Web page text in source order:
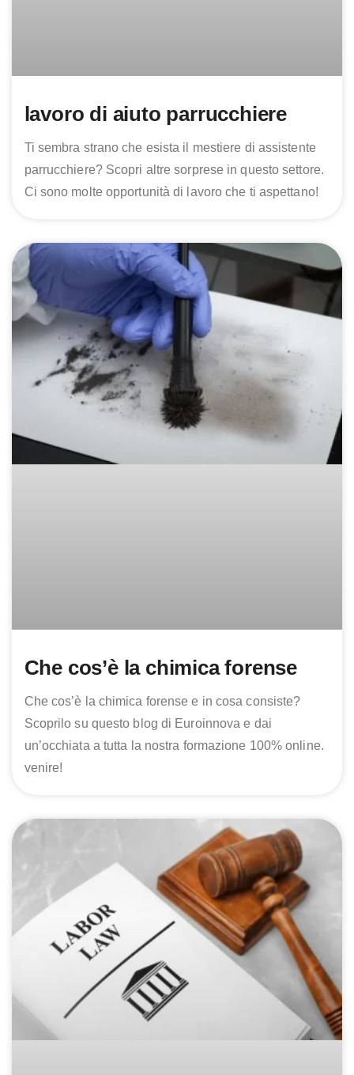
lavoro di aiuto parrucchiere
Ti sembra strano che esista il mestiere di assistente
parrucchiere? Scopri altre sorprese in questo settore.
Ci sono molte opportunità di lavoro che ti aspettano!
Che cos’è la chimica forense
Che cos’è la chimica forense e in cosa consiste?
Scoprilo su questo blog di Euroinnova e dai
un’occhiata a tutta la nostra formazione 100% online.
venire!